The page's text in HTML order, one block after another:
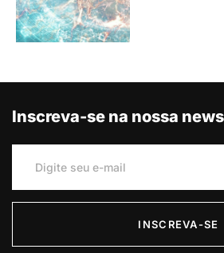
Inscreva-se na nossa
INSCREVA-SE